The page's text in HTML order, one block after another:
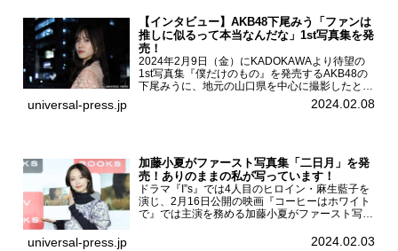
【インタビュー】AKB48下尾みう「ファンは
推しに似るって本当なんだな」1st写真集を発
売！
2024年2月9日（金）にKADOKAWAより待望の
1st写真集『僕だけのもの』を発売するAKB48の
下尾みうに、地元の山口県を中心に撮影したとい
う今回の写真集についてインタビューをお願いし
た。1st写真集『僕だけのもの』を発売する
universal-press.jp 2024.02.08
加藤小夏がファースト写真集「二日月」を発
売！ありのままの私が写っています！
ドラマ『I”s』では4人目のヒロイン・麻生藍子を
演じ、2月16日公開の映画『コーヒーはホワイト
で』では主演を務める加藤小夏がファースト写真
記念イベントをHMV＆BOOKS SHIBUYAで開催
universal-press.jp 2024.02.03